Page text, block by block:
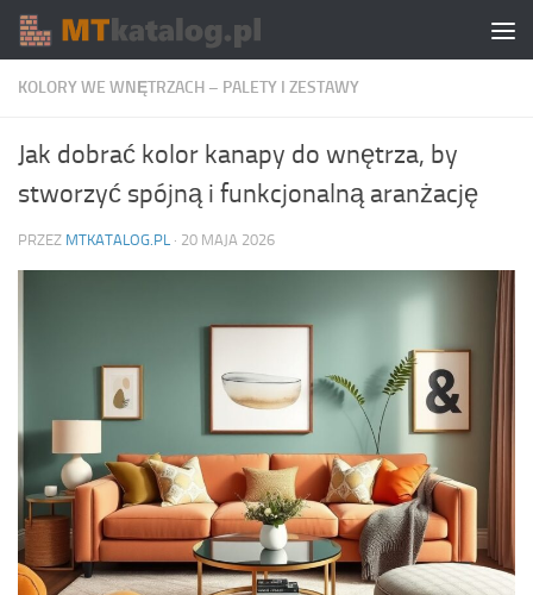
Skip to content
KOLORY WE WNĘTRZACH – PALETY I ZESTAWY
Jak dobrać kolor kanapy do wnętrza, by
stworzyć spójną i funkcjonalną aranżację
PRZEZ MTKATALOG.PL · 20 MAJA 2026